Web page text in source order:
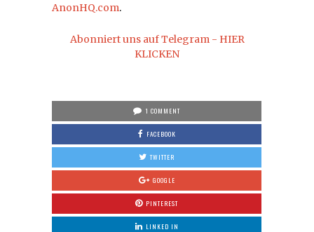
AnonHQ.com.
Abonniert uns auf Telegram - HIER
KLICKEN
1 COMMENT
FACEBOOK
TWITTER
GOOGLE
PINTEREST
LINKED IN